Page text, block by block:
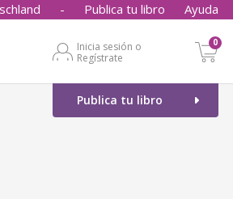
- Publica tu libro Ayuda
Inicia sesión o
Regístrate
0
Publica tu libro